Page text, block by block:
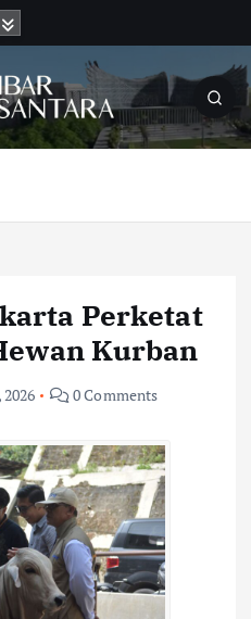
Perketat
Kurban
0 Comments